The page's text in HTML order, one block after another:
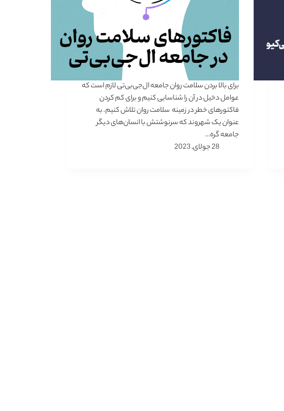
برای بالا بردن سلامت روان جامعه ال‌جی‌بی‌تی لازم است که
عوامل دخیل در آن را شناسایی کنیم و برای کم کردن
فاکتورهای خطر در زمینه سلامت روان تلاش کنیم. به
عنوان یک شهروند که سرنوشتش با انسان‌های دیگر
جامعه گره…
28 جولای, 2023